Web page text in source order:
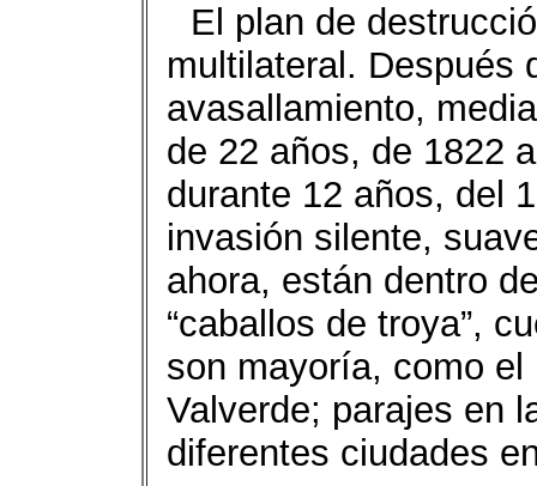
El plan de
multilateral. Después
avasallamiento,
de 22 años, de 1822
durante 12 años, del
invasión silente,
ahora, están dentro
“caballos de troya”,
son mayoría, como
Valverde; parajes en
diferentes ciudades